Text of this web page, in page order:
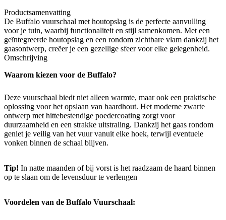
Productsamenvatting
De Buffalo vuurschaal met houtopslag is de perfecte aanvulling
voor je tuin, waarbij functionaliteit en stijl samenkomen. Met een
geïntegreerde houtopslag en een rondom zichtbare vlam dankzij het
gaasontwerp, creëer je een gezellige sfeer voor elke gelegenheid.
Omschrijving
Waarom kiezen voor de Buffalo?
Deze vuurschaal biedt niet alleen warmte, maar ook een praktische
oplossing voor het opslaan van haardhout. Het moderne zwarte
ontwerp met hittebestendige poedercoating zorgt voor
duurzaamheid en een strakke uitstraling. Dankzij het gaas rondom
geniet je veilig van het vuur vanuit elke hoek, terwijl eventuele
vonken binnen de schaal blijven.
Tip! In natte maanden of bij vorst is het raadzaam de haard binnen
op te slaan om de levensduur te verlengen
Voordelen van de Buffalo Vuurschaal: